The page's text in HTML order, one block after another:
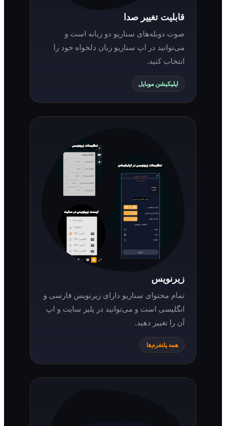
قابلیت تغییر صدا
صوت دوبله‌های سناریو دو زبانه است و
می‌توانید در اپ سناریو زبان دلخواه خود را
انتخاب کنید.
اپلیکیشن موبایل
تمام محتوای سناریو دارای زیرنویس فارسی و
انگلیسی است و می‌توانید در پلیر سایت و اپ
آن را تغییر دهید.
همه پلتفرم‌ها